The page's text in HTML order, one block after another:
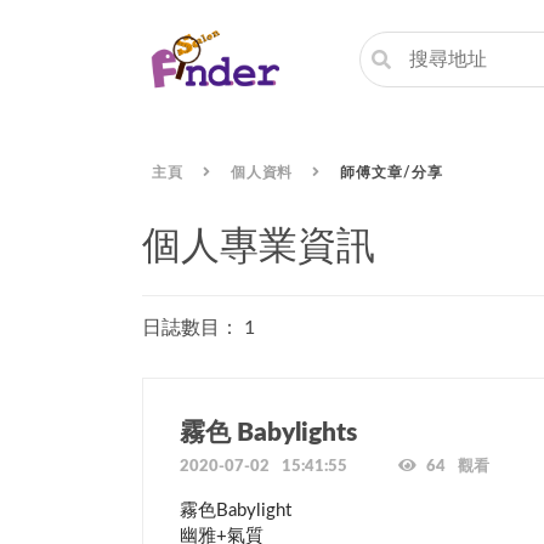
主頁 個人資料 師傅文章/分享
個人專業資訊
日誌數目： 1
霧色 Babylights
2020-07-02 15:41:55 64 觀看
霧色Babylight
幽雅+氣質